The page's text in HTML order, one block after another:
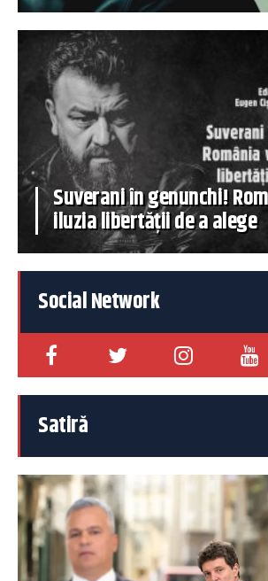
Suverani în genunchi!
iluzia libertății de a alege
Social Network
Satiră